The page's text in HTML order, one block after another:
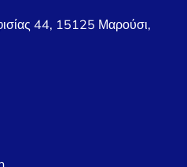
44, 15125 Μαρούσι,